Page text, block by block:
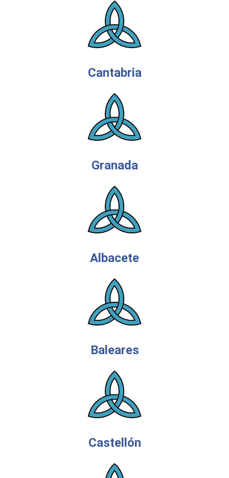
Cantabria
Granada
Albacete
Baleares
Castellón